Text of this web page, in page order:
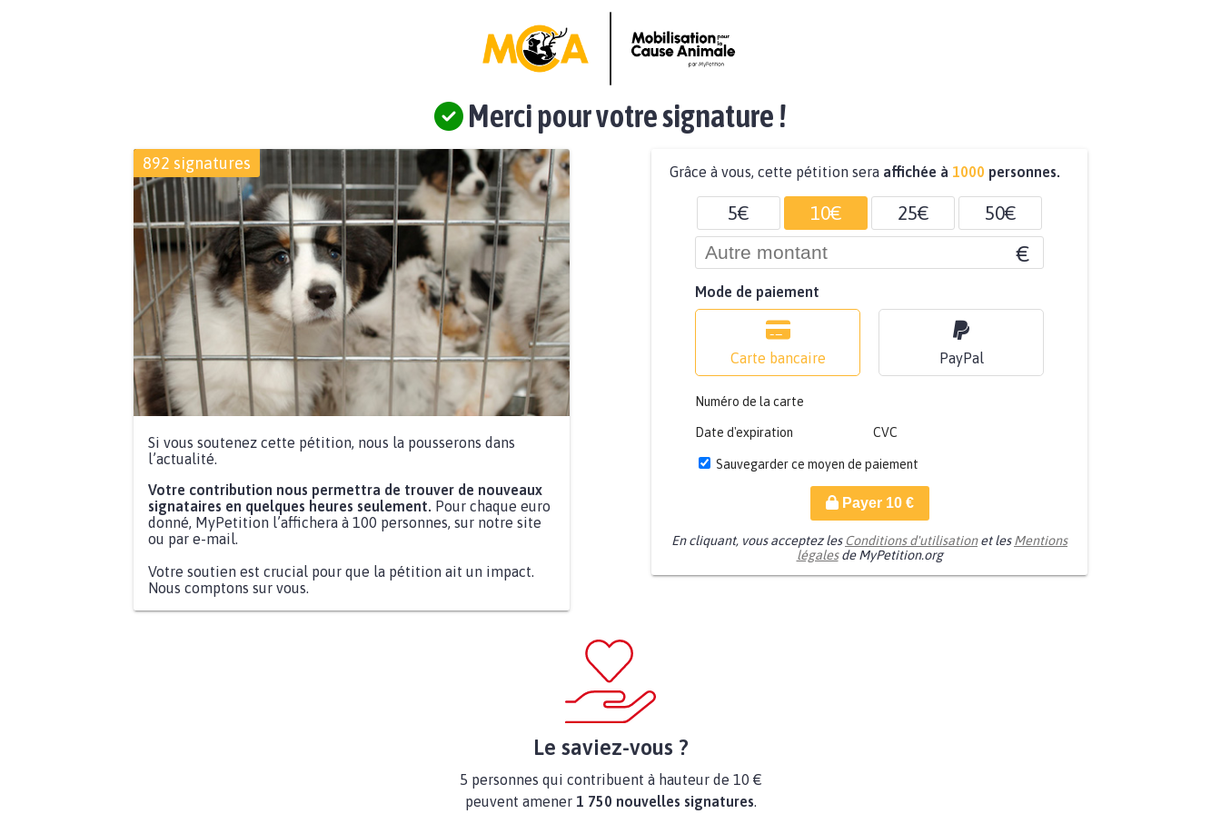
Merci pour votre signature !
892 signatures
Si vous soutenez cette pétition, nous la pousserons dans
l’actualité.
Votre contribution nous permettra de trouver de nouveaux
signataires en quelques heures seulement. Pour chaque euro
donné, MyPetition l’affichera à 100 personnes, sur notre site
ou par e-mail.
Votre soutien est crucial pour que la pétition ait un impact.
Nous comptons sur vous.
Grâce à vous, cette pétition sera affichée à 1000 personnes.
5€ 10€ 25€ 50€
€
Mode de paiement
Carte bancaire PayPal
Numéro de la carte
Date d'expiration CVC
Sauvegarder ce moyen de paiement
Payer 10€
En cliquant, vous acceptez les Conditions d'utilisationet lesMentions
légalesde MyPetition.org
Le saviez-vous ?
5 personnes qui contribuent à hauteur de 10 €
peuvent amener 1 750 nouvelles signatures.